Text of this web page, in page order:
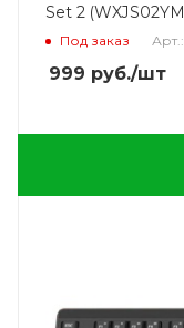
Set 2
Под заказ
999 руб./шт